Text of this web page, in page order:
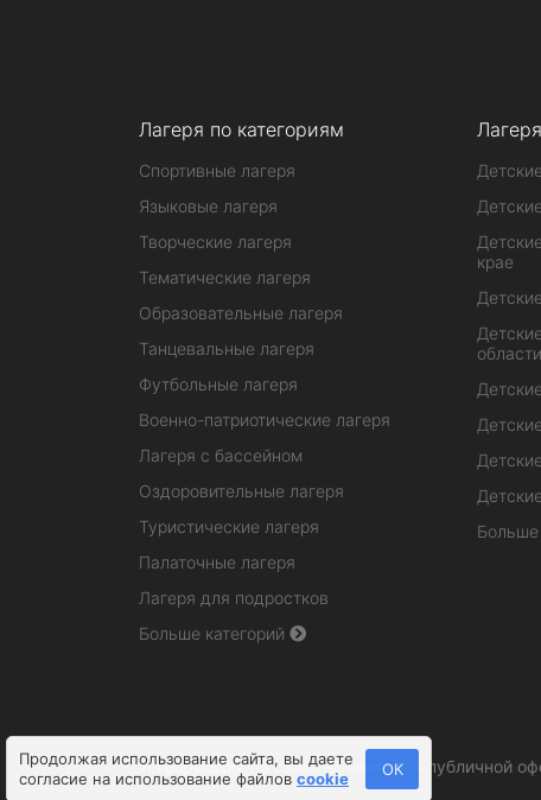
Продолжая использование сайта, вы даете
согласие на использование файлов cookie
ОК
Лагеря по категориям
Спортивные лагеря
Языковые лагеря
Творческие лагеря
Тематические лагеря
Образовательные лагеря
Танцевальные лагеря
Футбольные лагеря
Военно-патриотические лагеря
Лагеря с бассейном
Оздоровительные лагеря
Туристические лагеря
Палаточные лагеря
Лагеря для подростков
Больше категорий
крае
области
Больше
Информация на сайте не является публичной